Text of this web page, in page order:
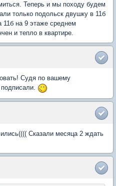
Теперь и мы походу будем
только подольск двушку в 11б
11б на 9 этаже среднем
и тепло в квартире.
Судя по вашему
Сказали месяца 2 ждать